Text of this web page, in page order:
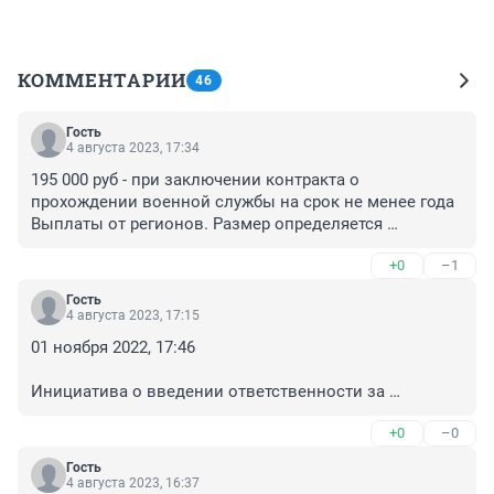
КОММЕНТАРИИ 46
Гость
4 августа 2023, 17:34
195 000 руб - при заключении контракта о
прохождении военной службы на срок не менее года
Выплаты от регионов. Размер определяется
Денежное довольствие в соответствии с воинским
званием и должностью. Минимальные суммы в
232 000 руб — командир отделения (сержант)
3 481 руб — ежемесячная доплата для ветеранов
боевых действий
+0 –1
Гость
4 августа 2023, 17:15
01 ноября 2022, 17:46
Инициатива о введении ответственности за
мобилизации, действительно, рассматривалась в
самом начале объявления частичной мобилизации.
На сегодняшний день частичная мобилизация
+0 –0
Гость
4 августа 2023, 16:37